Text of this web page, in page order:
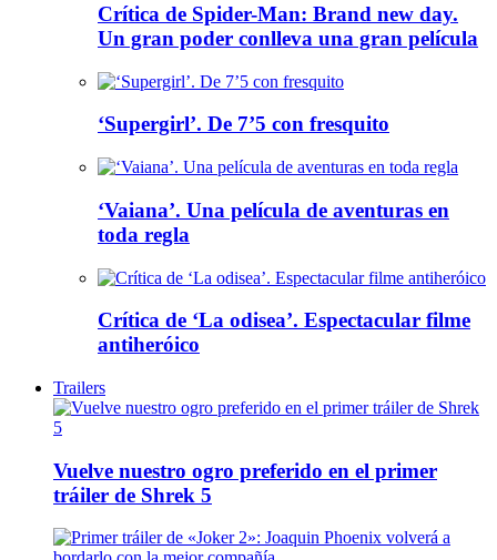
Crítica de Spider-Man: Brand new day.
Un gran poder conlleva una gran película
‘Supergirl’. De 7’5 con fresquito
‘Vaiana’. Una película de aventuras en
toda regla
Crítica de ‘La odisea’. Espectacular filme
antiheróico
Trailers
Vuelve nuestro ogro preferido en el primer
tráiler de Shrek 5